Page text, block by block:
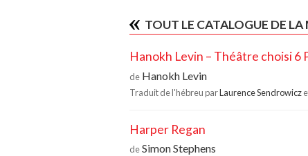
TOUT LE CATALOGUE DE
Hanokh Levin – Théâtre choisi 6
de Hanokh Levin
Traduit de l'hébreu parLaurence Sendrowicz
Harper Regan
deSimon Stephens